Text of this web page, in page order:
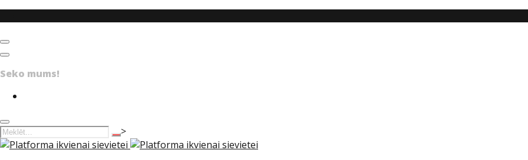
Menu
Social networks
Seko mums!
Search >